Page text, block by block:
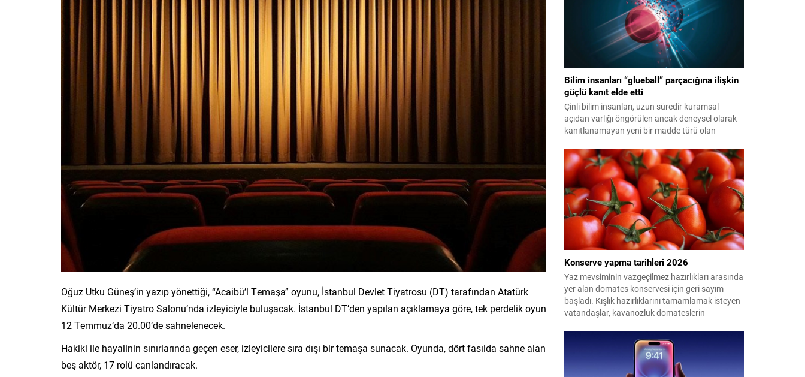
Oğuz Utku Güneş’in yazıp yönettiği, “Acaibü’l Temaşa” oyunu, İstanbul Devlet Tiyatrosu (DT) tarafından Atatürk
Kültür Merkezi Tiyatro Salonu’nda izleyiciyle buluşacak. İstanbul DT’den yapılan açıklamaya göre, tek perdelik oyun
12 Temmuz’da 20.00’de sahnelenecek.
Hakiki ile hayalinin sınırlarında geçen eser, izleyicilere sıra dışı bir temaşa sunacak. Oyunda, dört fasılda sahne alan
beş aktör, 17 rolü canlandıracak.
Bilim insanları “glueball” parçacığına ilişkin
güçlü kanıt elde etti
Çinli bilim insanları, uzun süredir kuramsal
açıdan varlığı öngörülen ancak deneysel olarak
kanıtlanamayan yeni bir madde türü olan
kanıt elde etti.
Konserve yapma tarihleri 2026
Yaz mevsiminin vazgeçilmez hazırlıkları arasında
yer alan domates konservesi için geri sayım
başladı. Kışlık hazırlıklarını tamamlamak isteyen
vatandaşlar, kavanozluk domateslerin
olacağını araştırıyor. Peki 2026'da konserve
yapılacak domates ne zaman çıkacak? İşte en